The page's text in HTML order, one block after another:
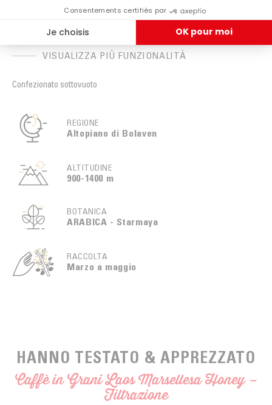
BIO
VISUALIZZA PIÙ FUNZIONALITÀ
Confezionato sottovuoto
REGIONE
Altopiano di Bolaven
ALTITUDINE
900-1400 m
BOTANICA
ARABICA - Starmaya
RACCOLTA
Marzo a maggio
HANNO TESTATO & APPREZZATO
Caffè in Grani Laos Marsellesa Honey –
Filtrazione